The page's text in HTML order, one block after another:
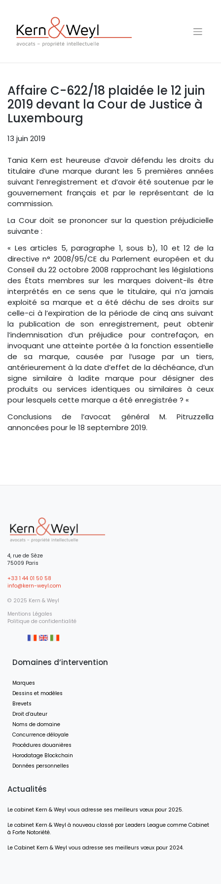
content
Affaire C-622/18 plaidée le 12 juin
2019 devant la Cour de Justice à
Luxembourg
13 juin 2019
Tania Kern est heureuse d’avoir défendu les droits du
titulaire d’une marque durant les 5 premières années
suivant l’enregistrement et d’avoir été soutenue par le
gouvernement français et par le représentant de la
commission.
La Cour doit se prononcer sur la question préjudicielle
suivante :
« Les articles 5, paragraphe 1, sous b), 10 et 12 de la
directive n° 2008/95/CE du Parlement européen et du
Conseil du 22 octobre 2008 rapprochant les législations
des États membres sur les marques doivent-ils être
interprétés en ce sens que le titulaire, qui n’a jamais
exploité sa marque et a été déchu de ses droits sur
celle-ci à l’expiration de la période de cinq ans suivant
la publication de son enregistrement, peut obtenir
l’indemnisation d’un préjudice pour contrefaçon, en
invoquant une atteinte portée à la fonction essentielle
de sa marque, causée par l’usage par un tiers,
antérieurement à la date d’effet de la déchéance, d’un
signe similaire à ladite marque pour désigner des
produits ou services identiques ou similaires à ceux
pour lesquels cette marque a été enregistrée ? «
Conclusions de l’avocat général M. Pitruzzella
annoncées pour le 18 septembre 2019.
4, rue de Sèze
75009 Paris
+33 1 44 01 50 58
info@kern-weyl.com
© 2025 Kern & Weyl
Mentions Légales
Politique de confidentialité
Domaines d’intervention
Marques
Dessins et modèles
Brevets
Droit d’auteur
Noms de domaine
Concurrence déloyale
Procédures douanières
Horodatage Blockchain
Données personnelles
Actualités
Le cabinet Kern & Weyl vous adresse ses meilleurs vœux pour 2025.
Le cabinet Kern & Weyl à nouveau classé par Leaders League comme Cabinet
à Forte Notoriété.
Le Cabinet Kern & Weyl vous adresse ses meilleurs vœux pour 2024.